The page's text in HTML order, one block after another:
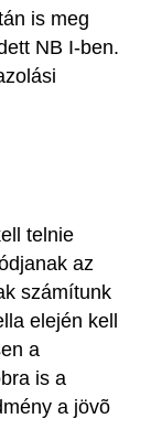
is meg
NB I-ben.
telnie
az
számítunk
elején kell
a
is a
a jövõ